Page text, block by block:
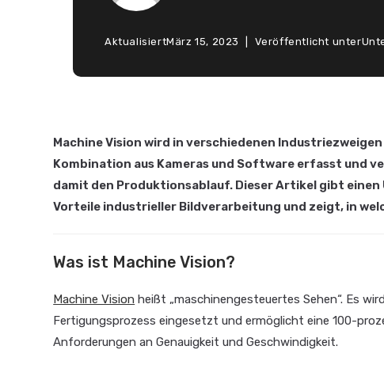
AktualisiertMärz 15, 2023 Veröffentlicht unter
Machine Vision wird in verschiedenen
Kombination aus Kameras und Software erfasst und
damit den Produktionsablauf. Dieser Artikel gibt
Vorteile industrieller Bildverarbeitung und zeigt, in
Was ist Machine Vision?
Machine Vision heißt „maschinengesteuertes Sehen“. Es
Fertigungsprozess eingesetzt und ermöglicht eine 100-
Anforderungen an Genauigkeit und Geschwindigkeit.